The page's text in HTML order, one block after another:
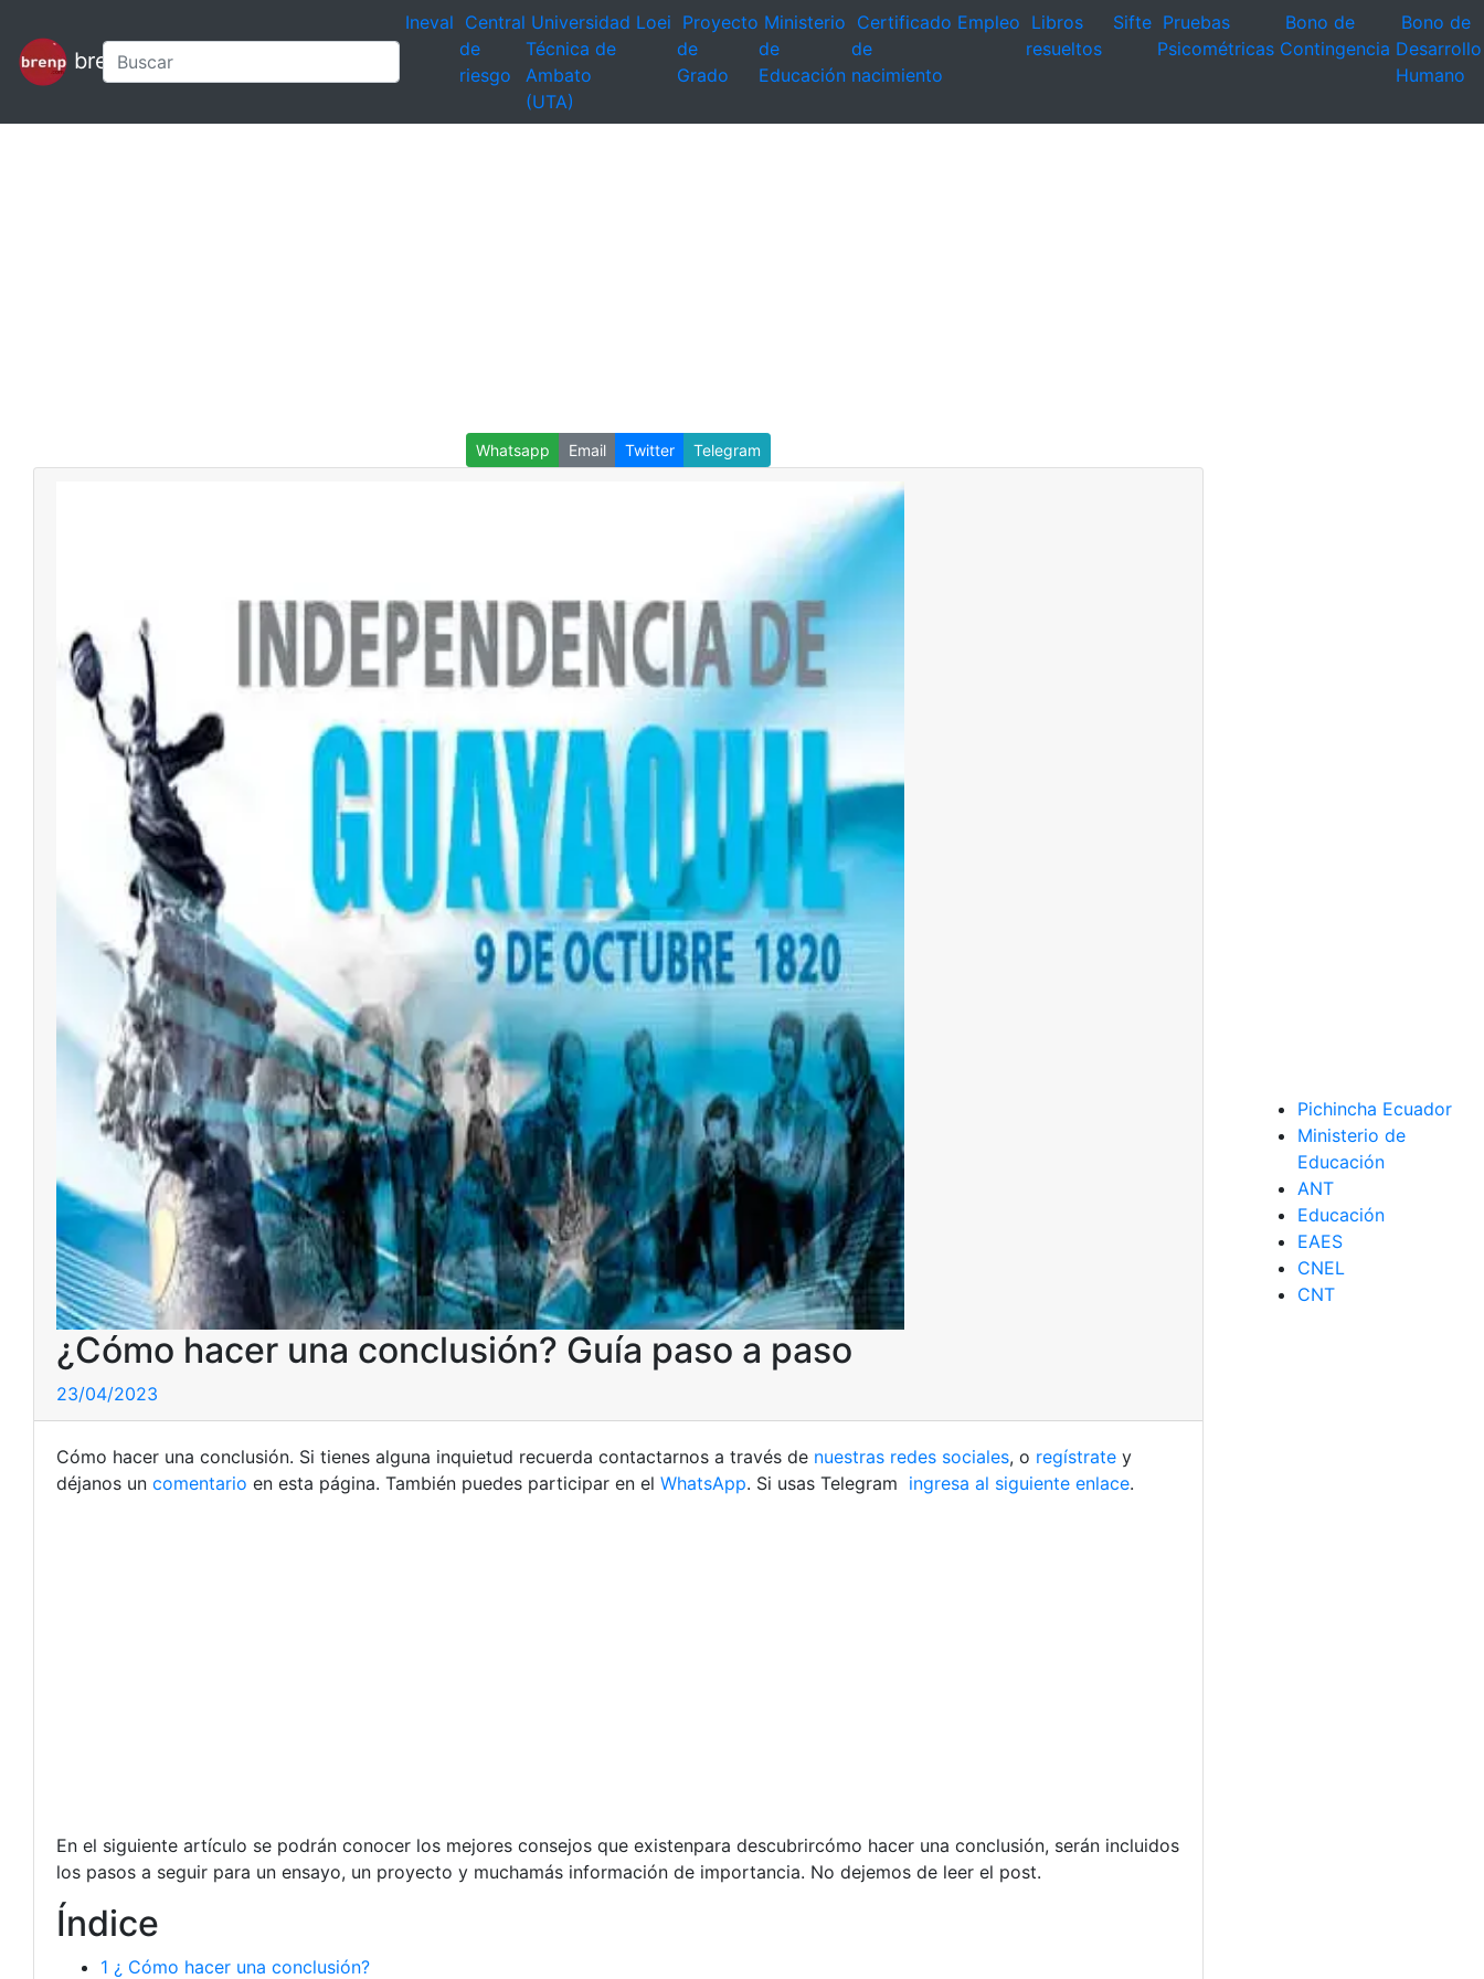
brenp
Ineval Central
de
riesgo
Universidad
Técnica de
Ambato
(UTA)
Loei Proyecto
de
Grado
Ministerio
de
Educación
Certificado
de
nacimiento
Empleo Libros
resueltos
Sifte Pruebas
Psicométricas
Bono de
Contingencia
Bono de
Desarrollo
Humano
Whatsapp Email Twitter Telegram
¿Cómo hacer una conclusión? Guía paso a paso
23/04/2023
Cómo hacer una conclusión. Si tienes alguna inquietud recuerda contactarnos a través de nuestras redes sociales, o regístrate y
déjanos un comentario en esta página. También puedes participar en el WhatsApp. Si usas Telegram ingresa al siguiente enlace.
En el siguiente artículo se podrán conocer los mejores consejos que existenpara descubrircómo hacer una conclusión, serán incluidos
los pasos a seguir para un ensayo, un proyecto y muchamás información de importancia. No dejemos de leer el post.
Índice
1 ¿ Cómo hacer una conclusión?
Pichincha Ecuador
Ministerio de
Educación
ANT
Educación
EAES
CNEL
CNT